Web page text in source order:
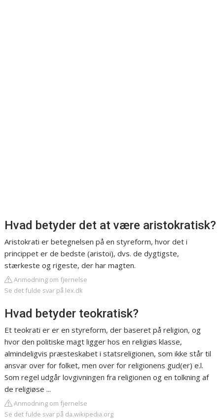
Hvad betyder det at være aristokratisk?
Aristokrati er betegnelsen på en styreform, hvor det i
princippet er de bedste (aristoi), dvs. de dygtigste,
stærkeste og rigeste, der har magten.
Anmodning om fjernelse
Se det fulde svar på lex.dk
Hvad betyder teokratisk?
Et teokrati er er en styreform, der baseret på religion, og
hvor den politiske magt ligger hos en religiøs klasse,
almindeligvis præsteskabet i statsreligionen, som ikke står til
ansvar over for folket, men over for religionens gud(er) e.l.
Som regel udgår lovgivningen fra religionen og en tolkning af
de religiøse ...
Anmodning om fjernelse
Se det fulde svar på da.wikipedia.org